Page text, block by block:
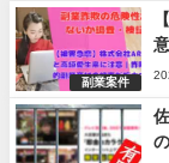
副業案件